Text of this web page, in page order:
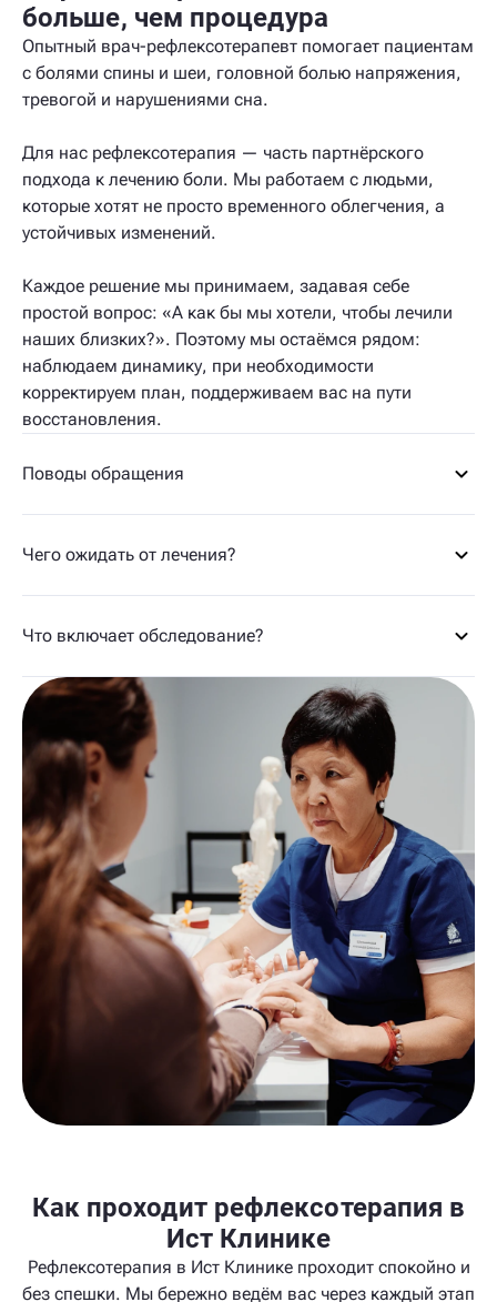
больше, чем процедура
Опытный врач-рефлексотерапевт помогает пациентам
с болями спины и шеи, головной болью напряжения,
тревогой и нарушениями сна.
Для нас рефлексотерапия — часть партнёрского
подхода к лечению боли. Мы работаем с людьми,
которые хотят не просто временного облегчения, а
устойчивых изменений.
Каждое решение мы принимаем, задавая себе
простой вопрос: «А как бы мы хотели, чтобы лечили
наших близких?». Поэтому мы остаёмся рядом:
наблюдаем динамику, при необходимости
корректируем план, поддерживаем вас на пути
восстановления.
Поводы обращения
Чего ожидать от лечения?
Что включает обследование?
Как проходит рефлексотерапия в
Ист Клинике
Рефлексотерапия в Ист Клинике проходит спокойно и
без спешки. Мы бережно ведём вас через каждый этап